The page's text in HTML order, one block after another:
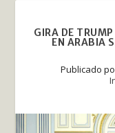
GIRA DE
EN ARABIA
Publicado